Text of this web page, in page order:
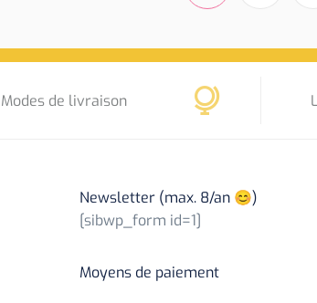
Modes de livraison
Newsletter (max. 8/an 😊)
[sibwp_form id=1]
Moyens de paiement